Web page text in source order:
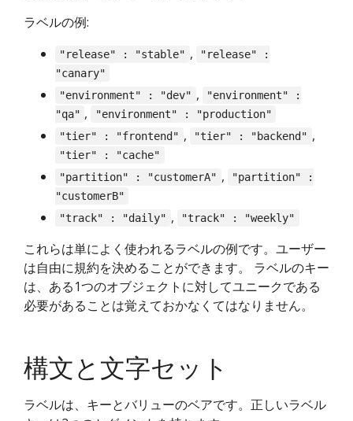
ラベルの例:
"release" : "stable" ,
"release" :
"canary"
"environment" : "dev" ,
"environment" :
"qa" ,
"environment" : "production"
"tier" : "frontend" , "tier" : "backend" ,
"tier" : "cache"
"partition" : "customerA" ,
"partition" :
"customerB"
"track" : "daily" , "track" : "weekly"
これらは単によく使われるラベルの例です。ユーザー
は自由に規約を決めることができます。 ラベルのキー
は、ある1つのオブジェクトに対してユニークである
必要があることは覚えておかなくてはなりません。
構文と文字セット
ラベルは、キーとバリューのベアです。正しいラベル